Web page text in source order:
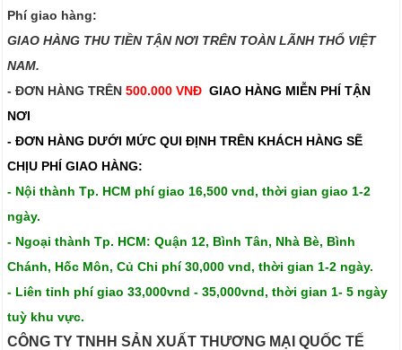
Phí giao hàng:
GIAO HÀNG THU TIỀN TẬN NƠI TRÊN TOÀN LÃNH THỔ VIỆT
NAM.​​
- ĐƠN HÀNG TRÊN500.000 VNĐ GIAO HÀNG MIỄN PHÍ TẬN
NƠI
- ĐƠN HÀNG DƯỚI MỨC QUI ĐỊNH TRÊN KHÁCH HÀNG SẼ
CHỊU PHÍ GIAO HÀNG:
- Nội thành Tp. HCM phí giao 16,500 vnd, thời gian giao 1-2
ngày.
- Ngoại thành Tp. HCM: Quận 12, Bình Tân, Nhà Bè, Bình
Chánh, Hốc Môn, Củ Chi phí 30,000 vnd, thời gian 1-2 ngày.
- Liên tỉnh phí giao 33,000vnd - 35,000vnd, thời gian 1- 5 ngày
tuỳ khu vực.
CÔNG TY TNHH SẢN XUẤT THƯƠNG MẠI QUỐC TẾ